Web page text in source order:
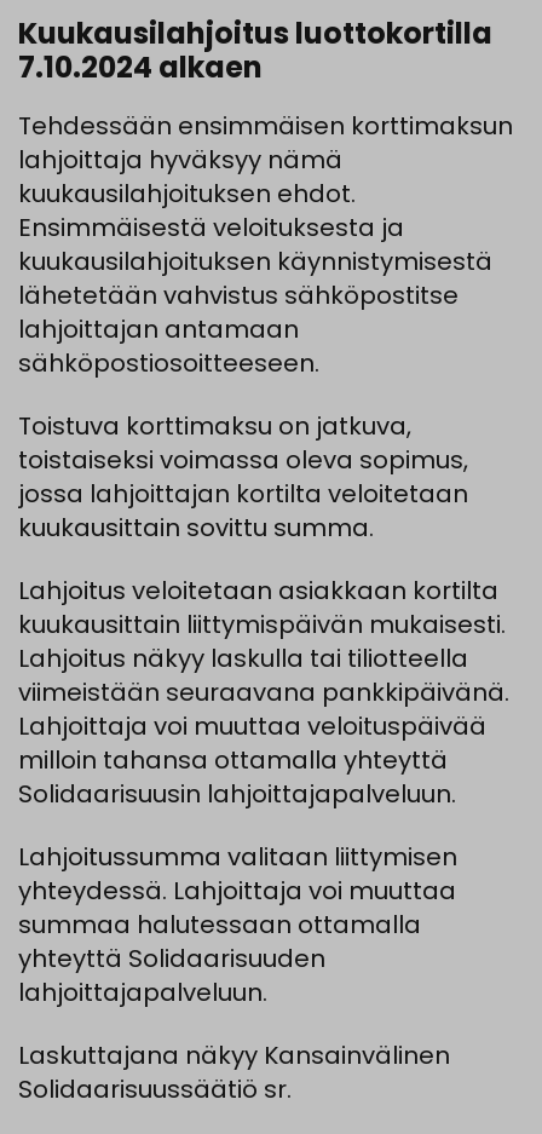
Kuukausilahjoitus luottokortilla
7.10.2024 alkaen
Tehdessään ensimmäisen korttimaksun
lahjoittaja hyväksyy nämä
kuukausilahjoituksen ehdot.
Ensimmäisestä veloituksesta ja
kuukausilahjoituksen käynnistymisestä
lähetetään vahvistus sähköpostitse
lahjoittajan antamaan
sähköpostiosoitteeseen.
Toistuva korttimaksu on jatkuva,
toistaiseksi voimassa oleva sopimus,
jossa lahjoittajan kortilta veloitetaan
kuukausittain sovittu summa.
Lahjoitus veloitetaan asiakkaan kortilta
kuukausittain liittymispäivän mukaisesti.
Lahjoitus näkyy laskulla tai tiliotteella
viimeistään seuraavana pankkipäivänä.
Lahjoittaja voi muuttaa veloituspäivää
milloin tahansa ottamalla yhteyttä
Solidaarisuusin lahjoittajapalveluun.
Lahjoitussumma valitaan liittymisen
yhteydessä. Lahjoittaja voi muuttaa
summaa halutessaan ottamalla
yhteyttä Solidaarisuuden
lahjoittajapalveluun.
Laskuttajana näkyy Kansainvälinen
Solidaarisuussäätiö sr.